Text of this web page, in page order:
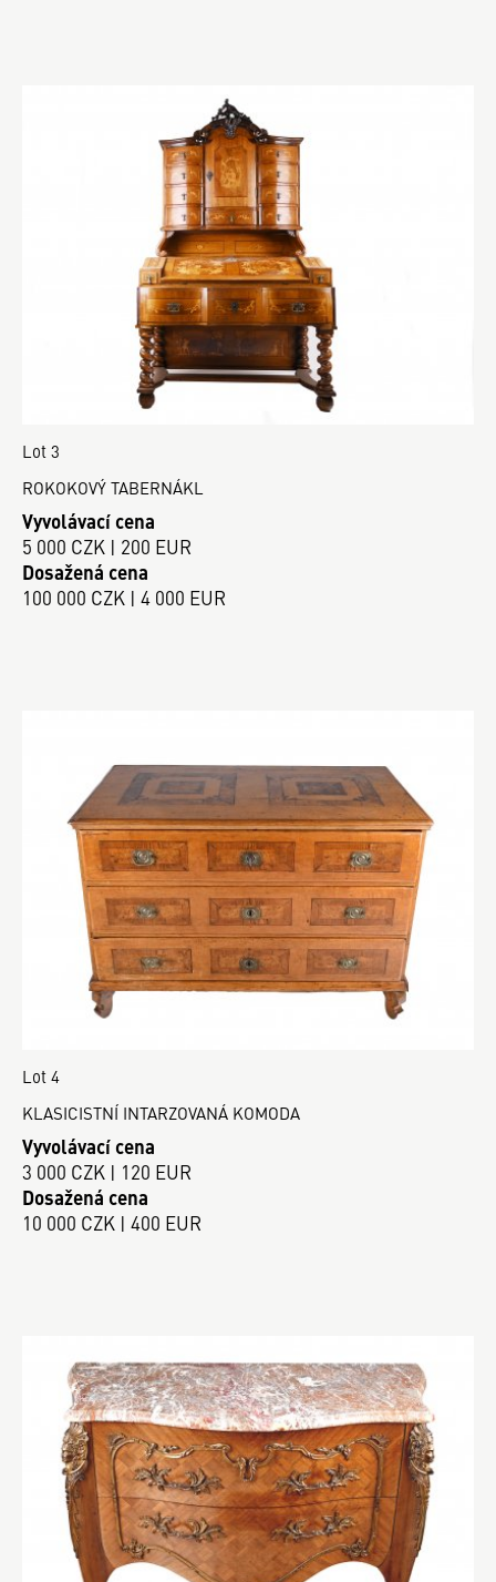
Lot 3
ROKOKOVÝ TABERNÁKL
Vyvolávací cena
5 000 CZK | 200 EUR
Dosažená cena
100 000 CZK | 4 000 EUR
Lot 4
KLASICISTNÍ INTARZOVANÁ KOMODA
Vyvolávací cena
3 000 CZK | 120 EUR
Dosažená cena
10 000 CZK | 400 EUR